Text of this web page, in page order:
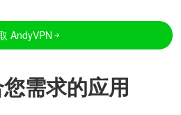
AndyVPN
需求的应用